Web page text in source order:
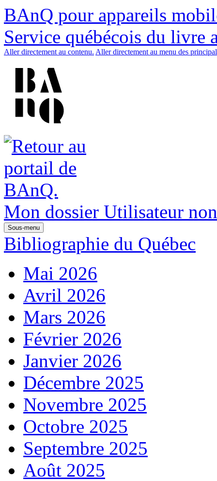
BAnQ pour appareils
Service québécois du livre
Aller directement au contenu. Aller directement au menu des
Mon dossier Utilisateur
Sous-menu
Bibliographie du Québec
Mai 2026
Avril 2026
Mars 2026
Février 2026
Janvier 2026
Décembre 2025
Novembre 2025
Octobre 2025
Septembre 2025
Août 2025